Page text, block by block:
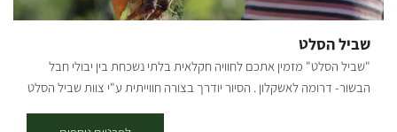
מנגולד, 4 סוגי נענע, פלפל חריף במיוחד, חסה, עלי בייבי ומגוון תבלינים!
סלסלות ירכשו במקום למילויי לקחת הביתה. במחיר הכניסה כל משפחה
מקבלת סלסלה למילויי ירקות שורש.
שביל הסלט
"שביל הסלט" מזמין אתכם לחוויה חקלאית בלתי נשכחת בין יבולי חבל
הבשור- דרומה לאשקלון . הסיור יודרך בצורה חווייתית ע"י צוות שביל הסלט